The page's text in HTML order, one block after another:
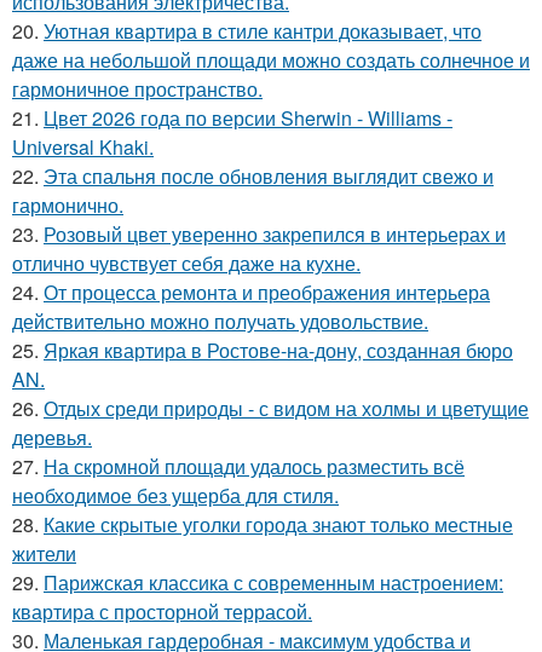
20. Уютная квартира в стиле кантри доказывает, что
даже на небольшой площади можно создать солнечное и
гармоничное пространство.
21. Цвет 2026 года по версии Sherwin - Williams -
Universal Khaki.
22. Эта спальня после обновления выглядит свежо и
гармонично.
23. Розовый цвет уверенно закрепился в интерьерах и
отлично чувствует себя даже на кухне.
24. От процесса ремонта и преображения интерьера
действительно можно получать удовольствие.
25. Яркая квартира в Ростове-на-дону, созданная бюро
AN.
26. Отдых среди природы - с видом на холмы и цветущие
деревья.
27. На скромной площади удалось разместить всё
необходимое без ущерба для стиля.
28. Какие скрытые уголки города знают только местные
жители
29. Парижская классика с современным настроением:
квартира с просторной террасой.
30. Маленькая гардеробная - максимум удобства и